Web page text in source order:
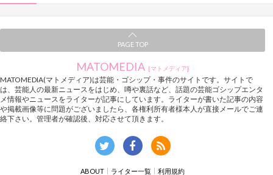
PAGE TOP
MATOMEDIA [マトメディア]
MATOMEDIA(マトメディア)は芸能・ゴシップ・事件のサイトです。サイトで
は、芸能人の最新ニュースをはじめ、噂や裏話など、話題の芸能ゴシップエンタ
メ情報やニュースをライターが記事にしています。ライターが書いた記事の内容
や掲載画像等に問題がございましたら、各権利所有者様本人が直接メールでご連
絡下さい。管理者が確認後、対応させて頂きます。
ABOUT ライター一覧
利用規約